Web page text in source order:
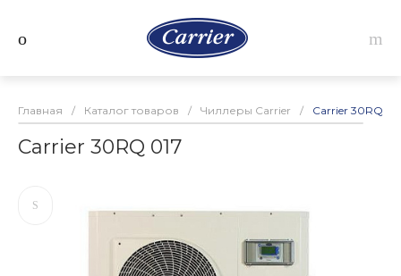
Главная / Каталог товаров / Чиллеры Carrier / Carrier 30RQ
Carrier 30RQ 017